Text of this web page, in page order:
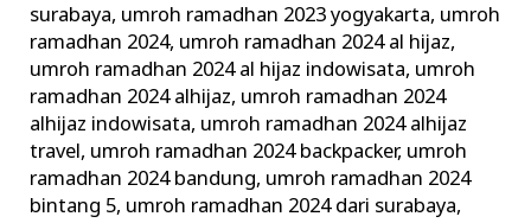
surabaya, umroh ramadhan 2023 yogyakarta, umroh
ramadhan 2024, umroh ramadhan 2024 al hijaz,
umroh ramadhan 2024 al hijaz indowisata, umroh
ramadhan 2024 alhijaz, umroh ramadhan 2024
alhijaz indowisata, umroh ramadhan 2024 alhijaz
travel, umroh ramadhan 2024 backpacker, umroh
ramadhan 2024 bandung, umroh ramadhan 2024
bintang 5, umroh ramadhan 2024 dari surabaya,